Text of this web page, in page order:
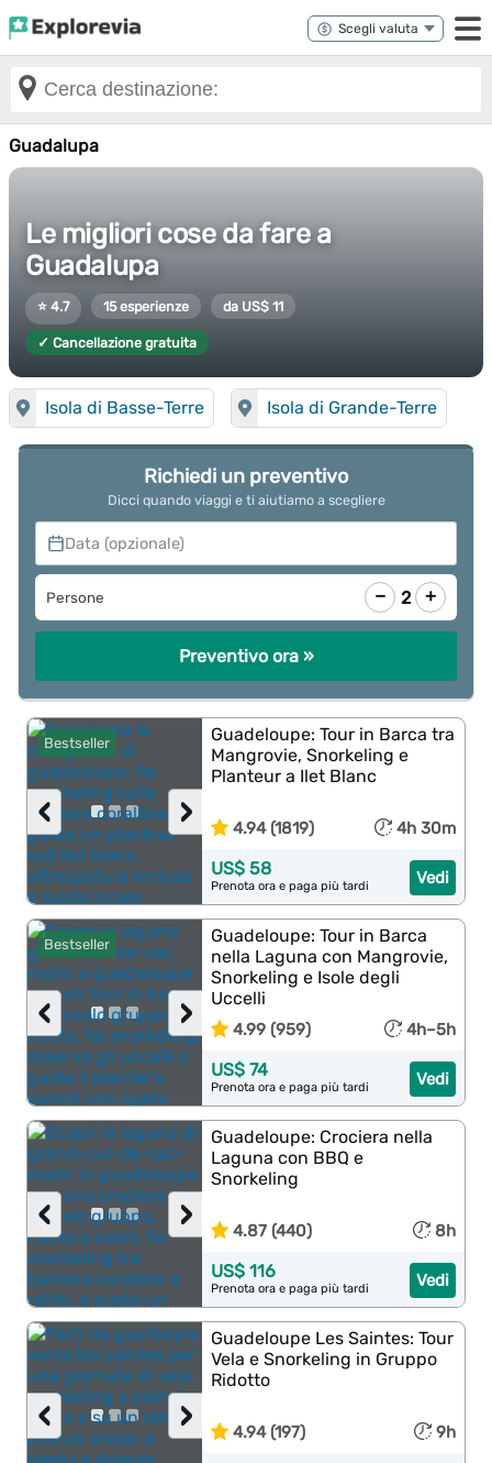
Guadalupa
Le migliori cose da fare a
Guadalupa
⭐ 4.7 15 esperienze da US$ 11
✓ Cancellazione gratuita
Isola di Basse-Terre Isola di Grande-Terre
Richiedi un preventivo
Dicci quando viaggi e ti aiutiamo a scegliere
Data (opzionale)
Persone − 2 +
Preventivo ora »
Bestseller
›
‹
Guadeloupe: Tour in Barca tra
Mangrovie, Snorkeling e
Planteur a Ilet Blanc
4.94 (1819) 4h 30m
Vedi
US$ 58
Prenota ora e paga più tardi
Bestseller
›
‹
Guadeloupe: Tour in Barca
nella Laguna con Mangrovie,
Snorkeling e Isole degli
Uccelli
4.99 (959) 4h–5h
Vedi
US$ 74
Prenota ora e paga più tardi
›
‹
Guadeloupe: Crociera nella
Laguna con BBQ e
Snorkeling
4.87 (440) 8h
Vedi
US$ 116
Prenota ora e paga più tardi
›
‹
Guadeloupe Les Saintes: Tour
Vela e Snorkeling in Gruppo
Ridotto
4.94 (197) 9h